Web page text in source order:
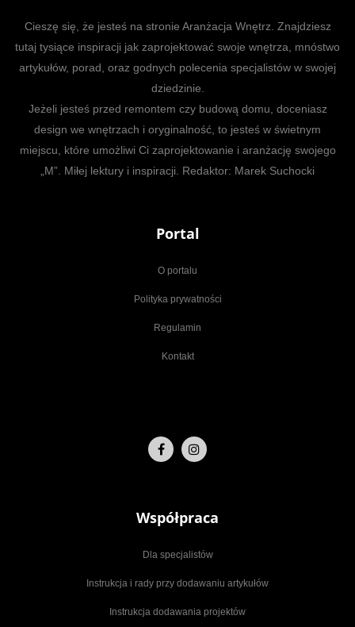
Cieszę się, że jesteś na stronie Aranżacja Wnętrz. Znajdziesz
tutaj tysiące inspiracji jak zaprojektować swoje wnętrza, mnóstwo
artykułów, porad, oraz godnych polecenia specjalistów w swojej
dziedzinie.
Jeżeli jesteś przed remontem czy budową domu, doceniasz
design we wnętrzach i oryginalność, to jesteś w świetnym
miejscu, które umożliwi Ci zaprojektowanie i aranżację swojego
„M”. Miłej lektury i inspiracji. Redaktor: Marek Suchocki
Portal
O portalu
Polityka prywatności
Regulamin
Kontakt
Współpraca
Dla specjalistów
Instrukcja i rady przy dodawaniu artykułów
Instrukcja dodawania projektów